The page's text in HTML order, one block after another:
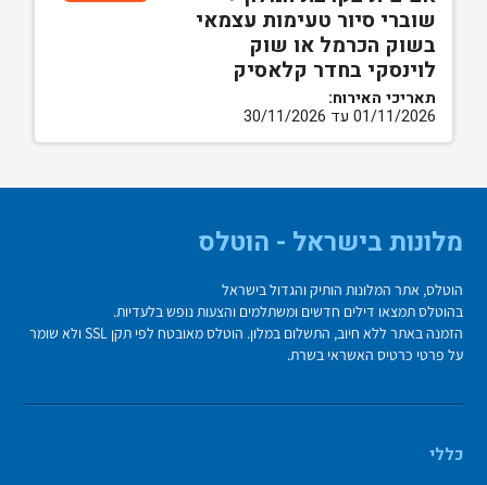
שוברי סיור טעימות עצמאי
בשוק הכרמל או שוק
לוינסקי בחדר קלאסיק
תאריכי האירוח:
01/11/2026 עד 30/11/2026
מלונות בישראל - הוטלס
הוטלס, אתר המלונות הותיק והגדול בישראל
בהוטלס תמצאו דילים חדשים ומשתלמים והצעות נופש בלעדיות.
הזמנה באתר ללא חיוב, התשלום במלון. הוטלס מאובטח לפי תקן SSL ולא שומר
על פרטי כרטיס האשראי בשרת.
כללי